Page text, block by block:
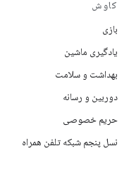
کاوش
بازی
یادگیری ماشین
بهداشت و سلامت
دوربین و رسانه
حریم خصوصی
نسل پنجم شبکه تلفن همراه